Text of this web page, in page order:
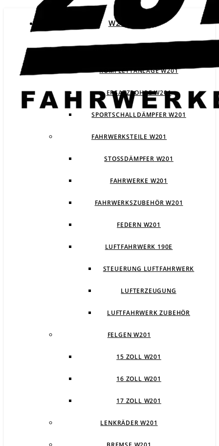
W201
KOMPLETTANLAGE W201
ERSATZROHRE W201
SPORTSCHALLDÄMPFER W201
FAHRWERKSTEILE W201
STOSSDÄMPFER W201
FAHRWERKE W201
FAHRWERKSZUBEHÖR W201
FEDERN W201
LUFTFAHRWERK 190E
STEUERUNG LUFTFAHRWERK
LUFTERZEUGUNG
LUFTFAHRWERK ZUBEHÖR
FELGEN W201
15 ZOLL W201
16 ZOLL W201
17 ZOLL W201
LENKRÄDER W201